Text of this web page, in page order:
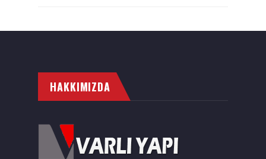
HAKKIMIZDA